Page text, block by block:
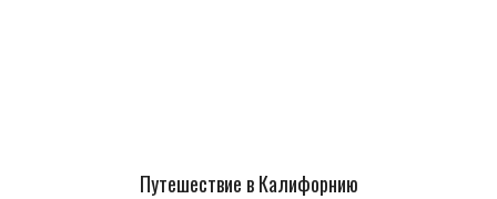
Путешествие в Калифорнию